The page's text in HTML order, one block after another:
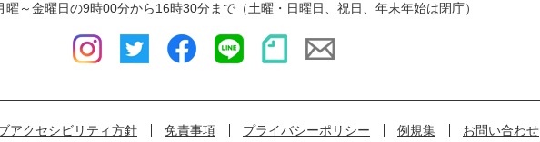
アクセシビリティ方針 免責事項 プライバシーポリシー 例規集 お問い合わせ
曜～金曜日の9時00分から16時30分まで（土曜・日曜日、祝日、年末年始は閉庁）